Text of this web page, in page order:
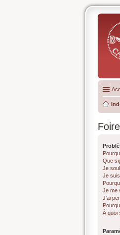
Que
Je
Je
Je me
J’ai
À quoi